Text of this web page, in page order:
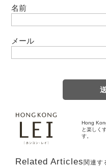
名前
メール
Hong
と楽しく
す。
Related Articles 関連す